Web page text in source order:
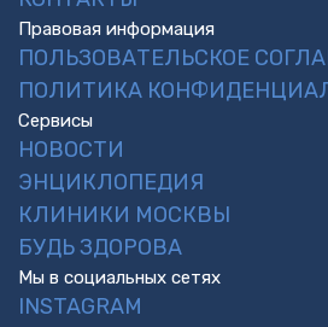
Правовая информация
ПОЛЬЗОВАТЕЛЬСКОЕ
ПОЛИТИКА
Сервисы
НОВОСТИ
ЭНЦИКЛОПЕДИЯ
КЛИНИКИ МОСКВЫ
БУДЬ ЗДОРОВА
Мы в социальных сетях
INSTAGRAM